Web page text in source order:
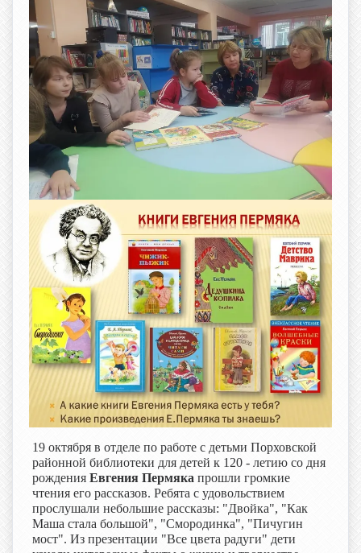
19 октября в отделе по работе с детьми Порховской
районной библиотеки для детей к 120 - летию со дня
рождения Евгения Пермяка прошли громкие
чтения его рассказов. Ребята с удовольствием
прослушали небольшие рассказы: "Двойка", "Как
Маша стала большой", "Смородинка", "Пичугин
мост". Из презентации "Все цвета радуги" дети